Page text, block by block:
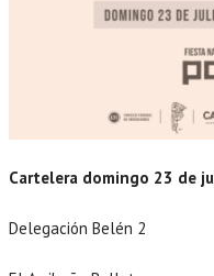
Cartelera domingo 23 de
Delegación Belén 2